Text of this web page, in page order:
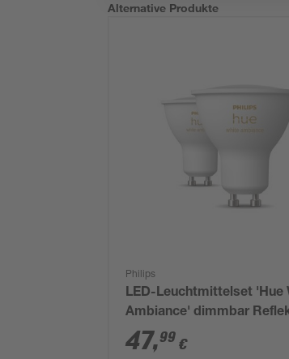
Alternative Produkte
Philips
LED-Leuchtmittelset 'Hue
Ambiance' dimmbar
GU10 4,2 W 400 lm
bis tageslichtweiß 2 Stück
47,99 €